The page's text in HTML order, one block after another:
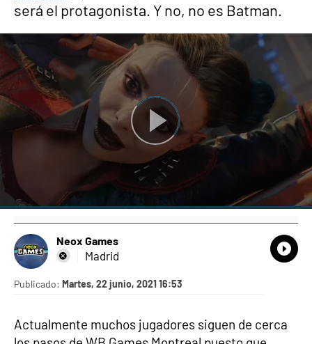
será el protagonista. Y no, no es Batman.
Neox Games
Madrid
Publicado: Martes, 22 junio, 2021 16:53
Actualmente muchos jugadores siguen de cerca